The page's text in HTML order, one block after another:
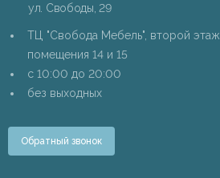
ул. Свободы, 29
ТЦ "Свобода Мебель", второй этаж,
помещения 14 и 15
c 10:00 до 20:00
без выходных
Обратный звонок